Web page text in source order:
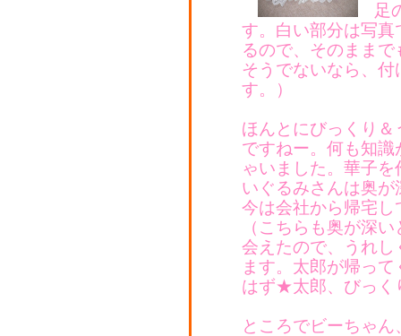
足
す。白い部分は写
るので、そのまま
そうでないなら、
す。）
ほんとにびっくり
ですねー。何も知
ゃいました。華子
いぐるみさんは奥
今は会社から帰宅
（こちらも奥が深
会えたので、うれ
ます。太郎が帰っ
はず★太郎、びっく
ところでビーちゃ